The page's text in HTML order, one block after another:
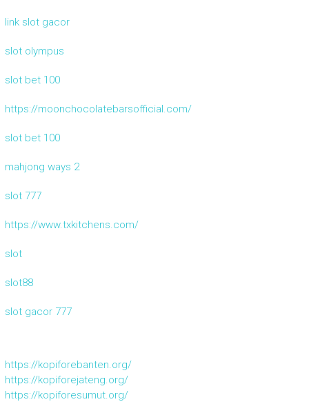
link slot gacor
slot olympus
slot bet 100
https://moonchocolatebarsofficial.com/
slot bet 100
mahjong ways 2
slot 777
https://www.txkitchens.com/
slot
slot88
slot gacor 777
https://kopiforebanten.org/
https://kopiforejateng.org/
https://kopiforesumut.org/